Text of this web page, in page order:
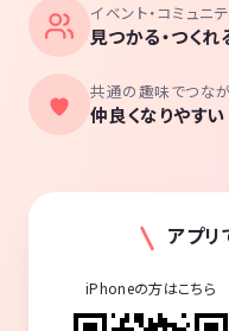
イベント・コミュニ
見つかる・つくれ
共通の趣味でつな
仲良くなりやすい
アプリ
iPhoneの方はこちら